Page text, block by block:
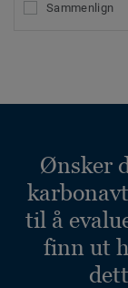
Sammenlign
Ønsker
til å
finn ut